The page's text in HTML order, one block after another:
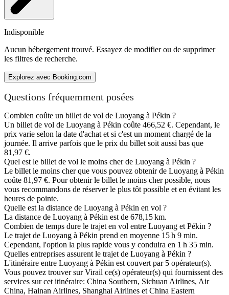
Indisponible
Aucun hébergement trouvé. Essayez de modifier ou de supprimer
les filtres de recherche.
Explorez avec Booking.com
Questions fréquemment posées
Combien coûte un billet de vol de Luoyang à Pékin ?
Un billet de vol de Luoyang à Pékin coûte 466,52 €. Cependant, le
prix varie selon la date d'achat et si c'est un moment chargé de la
journée. Il arrive parfois que le prix du billet soit aussi bas que
81,97 €.
Quel est le billet de vol le moins cher de Luoyang à Pékin ?
Le billet le moins cher que vous pouvez obtenir de Luoyang à Pékin
coûte 81,97 €. Pour obtenir le billet le moins cher possible, nous
vous recommandons de réserver le plus tôt possible et en évitant les
heures de pointe.
Quelle est la distance de Luoyang à Pékin en vol ?
La distance de Luoyang à Pékin est de 678,15 km.
Combien de temps dure le trajet en vol entre Luoyang et Pékin ?
Le trajet de Luoyang à Pékin prend en moyenne 15 h 9 min.
Cependant, l'option la plus rapide vous y conduira en 1 h 35 min.
Quelles entreprises assurent le trajet de Luoyang à Pékin ?
L'itinéraire entre Luoyang à Pékin est couvert par 5 opérateur(s).
Vous pouvez trouver sur Virail ce(s) opérateur(s) qui fournissent des
services sur cet itinéraire: China Southern, Sichuan Airlines, Air
China, Hainan Airlines, Shanghai Airlines et China Eastern